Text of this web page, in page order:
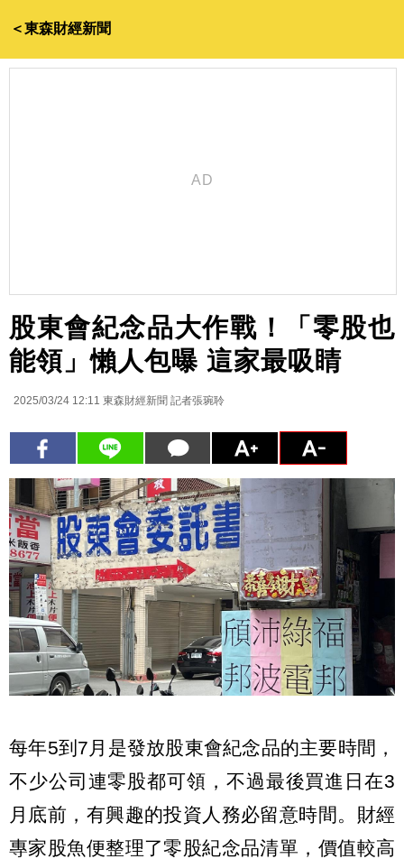
＜東森財經新聞
股東會紀念品大作戰！「零股也
能領」懶人包曝 這家最吸睛
2025/03/24 12:11 東森財經新聞 記者張琬聆
每年5到7月是發放股東會紀念品的主要時間，
不少公司連零股都可領，不過最後買進日在3
月底前，有興趣的投資人務必留意時間。財經
專家股魚便整理了零股紀念品清單，價值較高